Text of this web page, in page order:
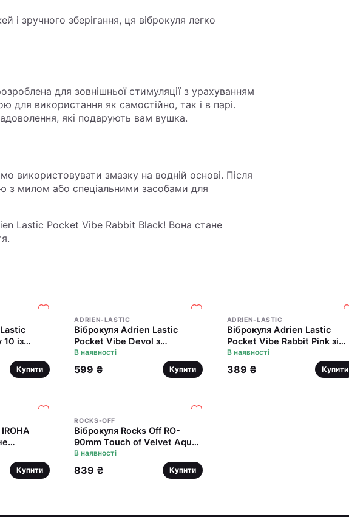
і зручного зберігання, ця віброкуля легко
для зовнішньої стимуляції з урахуванням
для використання як самостійно, так і в парі.
які подарують вам вушка.
використовувати змазку на водній основі. Після
з милом або спеціальними засобами для
Lastic Pocket Vibe Rabbit Black! Вона стане
із
Купити
ADRIEN-LASTIC
Віброкуля Adrien Lastic
Pocket Vibe Devol з
хвостиком і ріжками
В наявності
599 ₴ Купити
ADRIEN-LASTIC
Віброкуля Adrien Lastic
Pocket Vibe Rabbit Pink зі
стимулювальними вушками
В наявності
389 ₴ Купити
Купити
ROCKS-OFF
Віброкуля Rocks Off RO-
90mm Touch of Velvet Aqua
Lily матова
В наявності
839 ₴ Купити